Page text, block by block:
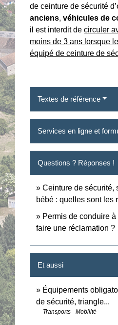
de ceinture de sécurité
anciens,véhicules de
il est interdit decirculer
moins de 3 ans lorsque
équipé de ceinture de
Textes de référence
Services en ligne et
Questions ? Réponses !
Ceinture de sécurité,
bébé : quelles sont les
Permis de conduire
faire une réclamation ?
Et aussi
Équipements
de sécurité, triangle...
Transports - Mobilité